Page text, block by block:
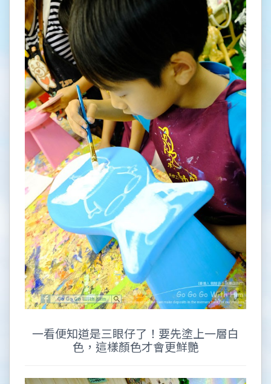
一看便知道是三眼仔了！要先塗上一層白
色，這樣顏色才會更鮮艷